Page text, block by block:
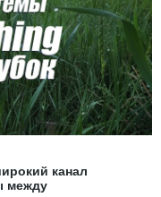
канал
между